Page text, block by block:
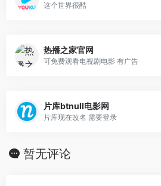
这个世界很酷
热播之家官网
可免费观看电视剧电影 有广告
片库btnull电影网
片库现在改名 需要登录
暂无评论